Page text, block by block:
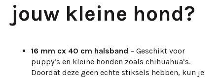
jouw kleine hond?
16 mm cx 40 cm halsband – Geschikt voor
puppy’s en kleine honden zoals chihuahua’s.
Doordat deze geen echte stiksels hebben, kun je